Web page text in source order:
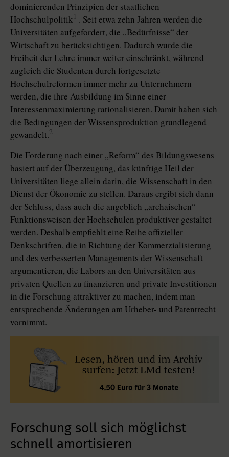
dominierenden Prinzipien der staatlichen
Hochschulpolitik 1 . Seit etwa zehn Jahren werden die
Universitäten aufgefordert, die „Bedürfnisse“ der
Wirtschaft zu berücksichtigen. Dadurch wurde die
Freiheit der Lehre immer weiter einschränkt, während
zugleich die Studenten durch fortgesetzte
Hochschulreformen immer mehr zu Unternehmern
werden, die ihre Ausbildung im Sinne einer
Interessenmaximierung rationalisieren. Damit haben sich
die Bedingungen der Wissensproduktion grundlegend
gewandelt.2
Die Forderung nach einer „Reform“ des Bildungswesens
basiert auf der Überzeugung, das künftige Heil der
Universitäten liege allein darin, die Wissenschaft in den
Dienst der Ökonomie zu stellen. Daraus ergibt sich dann
der Schluss, dass auch die angeblich „archaischen“
Funktionsweisen der Hochschulen produktiver gestaltet
werden. Deshalb empfiehlt eine Reihe offizieller
Denkschriften, die in Richtung der Kommerzialisierung
und des verbesserten Managements der Wissenschaft
argumentieren, die Labors an den Universitäten aus
privaten Quellen zu finanzieren und private Investitionen
in die Forschung attraktiver zu machen, indem man
entsprechende Änderungen am Urheber- und Patentrecht
vornimmt.
Forschung soll sich möglichst
schnell amortisieren